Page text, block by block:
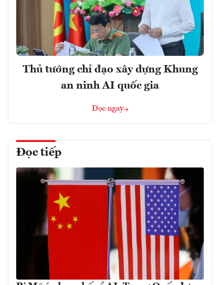
Thủ tướng chỉ đạo xây dựng Khung
an ninh AI quốc gia
Đọc ngay
Đọc tiếp